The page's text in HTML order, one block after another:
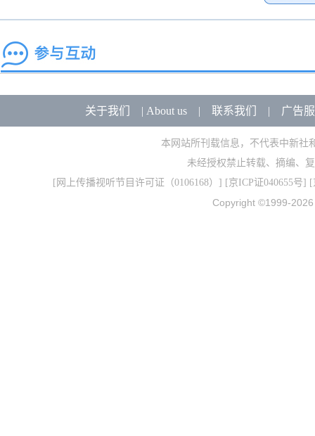
关于我们 | About us| 联系我们 | 广告
本网站所刊载信息，不代表中新社
未经授权禁止转载、摘编、
[ 网上传播视听节目许可证（0106168） ] [京ICP证040655号] [
Copyright ©1999-